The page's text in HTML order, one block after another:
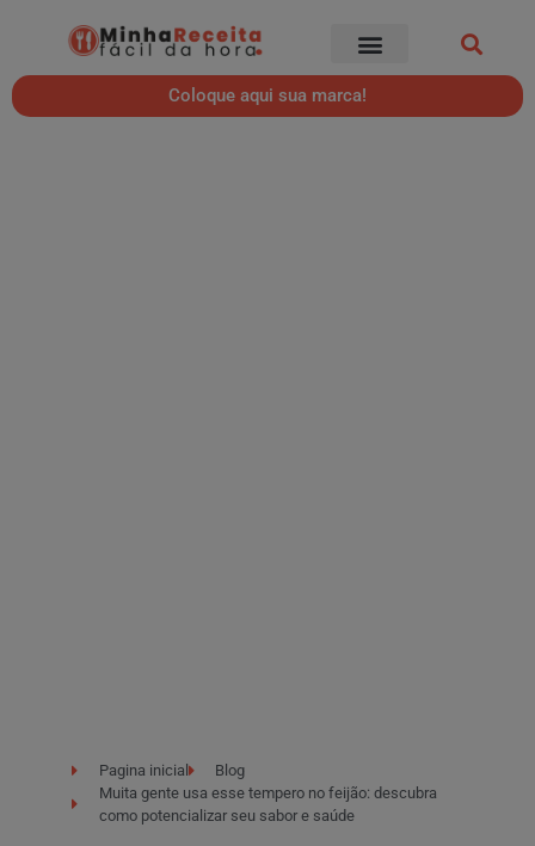
Coloque aqui sua marca!
Pagina inicial
Blog
Muita gente usa esse tempero no feijão: descubra
como potencializar seu sabor e saúde